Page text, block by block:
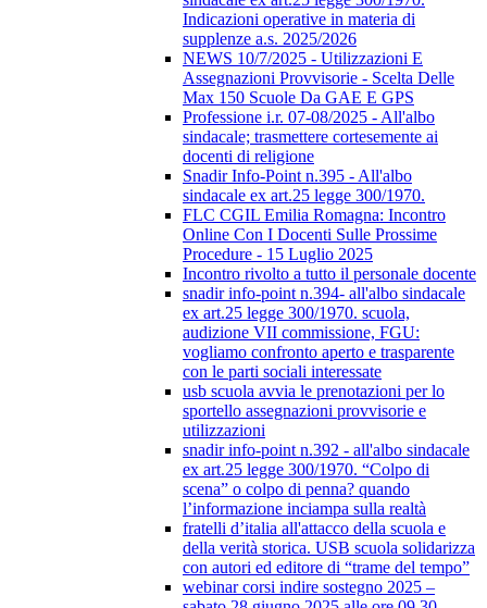
Indicazioni operative in materia di
supplenze a.s. 2025/2026
NEWS 10/7/2025 - Utilizzazioni E
Assegnazioni Provvisorie - Scelta Delle
Max 150 Scuole Da GAE E GPS
Professione i.r. 07-08/2025 - All'albo
sindacale; trasmettere cortesemente ai
docenti di religione
Snadir Info-Point n.395 - All'albo
sindacale ex art.25 legge 300/1970.
FLC CGIL Emilia Romagna: Incontro
Online Con I Docenti Sulle Prossime
Procedure - 15 Luglio 2025
Incontro rivolto a tutto il personale docente
snadir info-point n.394- all'albo sindacale
ex art.25 legge 300/1970. scuola,
audizione VII commissione, FGU:
vogliamo confronto aperto e trasparente
con le parti sociali interessate
usb scuola avvia le prenotazioni per lo
sportello assegnazioni provvisorie e
utilizzazioni
snadir info-point n.392 - all'albo sindacale
ex art.25 legge 300/1970. “Colpo di
scena” o colpo di penna? quando
l’informazione inciampa sulla realtà
fratelli d’italia all'attacco della scuola e
della verità storica. USB scuola solidarizza
con autori ed editore di “trame del tempo”
webinar corsi indire sostegno 2025 –